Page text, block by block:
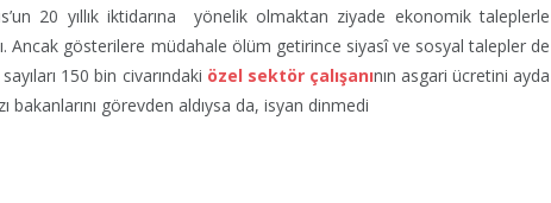
20 yıllık iktidarına yönelik olmaktan ziyade ekonomik taleplerle
Ancak gösterilere müdahale ölüm getirince siyasî ve sosyal talepler de
150 bin civarındaki özel sektör çalışanının asgari ücretini ayda
görevden aldıysa da, isyan dinmedi